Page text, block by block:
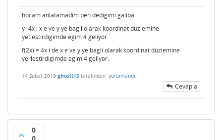
hocam anlatamadim ben dedigimi galiba
y=4x i x e ve y ye bagli olarak koordinat duzlemine
yetlestirdigimde egim 4 geliyor.
f(2x) = 4x i de x e ve y ye bagli olarak koordinat düzlemine
yerlestirdigimde egim 4 geliyor.
14 Şubat 2019 ghostt15 tarafından yorumlandı
Cevapla
0
0